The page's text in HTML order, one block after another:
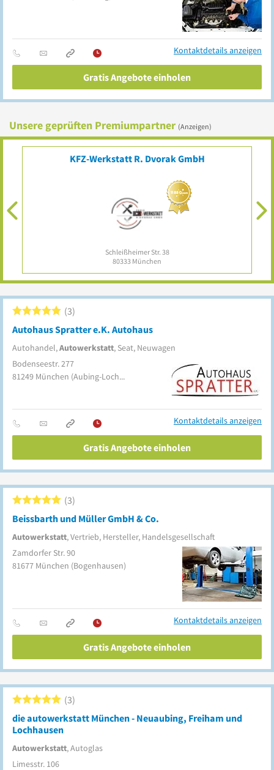
Kontaktdetails anzeigen
Gratis Angebote einholen
Unsere geprüften Premiumpartner (Anzeigen)
KFZ-Werkstatt R. Dvorak GmbH
Schleißheimer Str. 38
80333 München
Autohaus Spratter e.K. Autohaus
Autohandel,Autowerkstatt, Seat, Neuwagen
3
Bodenseestr. 277
81249 München (Aubing-Lochhausen-Langwied)
Kontaktdetails anzeigen
Gratis Angebote einholen
Beissbarth und Müller GmbH & Co.
Autowerkstatt, Vertrieb, Hersteller, Handelsgesellschaft
3
Zamdorfer Str. 90
81677 München (Bogenhausen)
Kontaktdetails anzeigen
Gratis Angebote einholen
die autowerkstatt München - Neuaubing, Freiham und
Lochhausen
Autowerkstatt, Autoglas
3
Limesstr. 106